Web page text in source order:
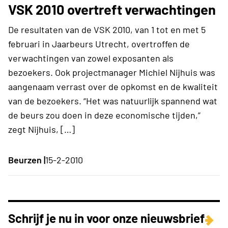
VSK 2010 overtreft verwachtingen
De resultaten van de VSK 2010, van 1 tot en met 5
februari in Jaarbeurs Utrecht, overtroffen de
verwachtingen van zowel exposanten als
bezoekers. Ook projectmanager Michiel Nijhuis was
aangenaam verrast over de opkomst en de kwaliteit
van de bezoekers. “Het was natuurlijk spannend wat
de beurs zou doen in deze economische tijden,”
zegt Nijhuis, […]
Beurzen |15-2-2010
Schrijf je nu in voor onze nieuwsbrief